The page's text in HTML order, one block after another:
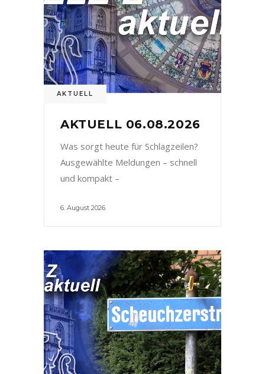
AKTUELL
AKTUELL 06.08.2026
Was sorgt heute für Schlagzeilen?
Ausgewählte Meldungen – schnell
und kompakt –
6. August 2026